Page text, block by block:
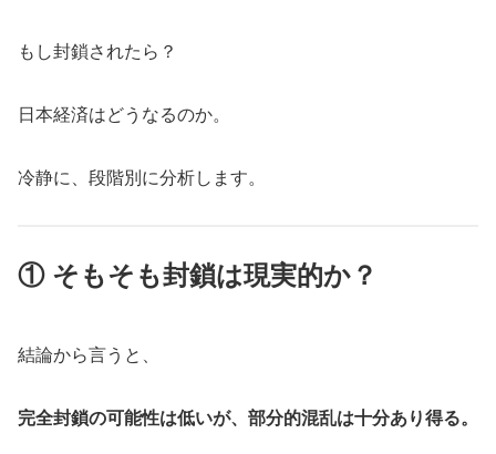
もし封鎖されたら？
日本経済はどうなるのか。
冷静に、段階別に分析します。
① そもそも封鎖は現実的か？
結論から言うと、
完全封鎖の可能性は低いが、部分的混乱は十分あり得る。